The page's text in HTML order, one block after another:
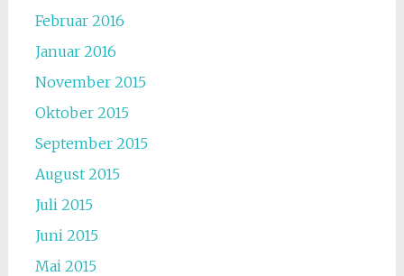
Februar 2016
Januar 2016
November 2015
Oktober 2015
September 2015
August 2015
Juli 2015
Juni 2015
Mai 2015